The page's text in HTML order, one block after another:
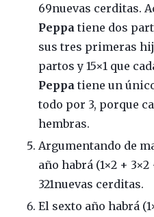
69nuevas cerditas.
Peppa tiene dos
sus tres primeras
partos y 15×1 que
Peppa tiene un
todo por 3, porque
hembras.
Argumentando de
año habrá (1×2 + 3×2
321nuevas cerditas.
El sexto año habrá